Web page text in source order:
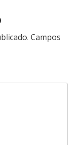
Campos